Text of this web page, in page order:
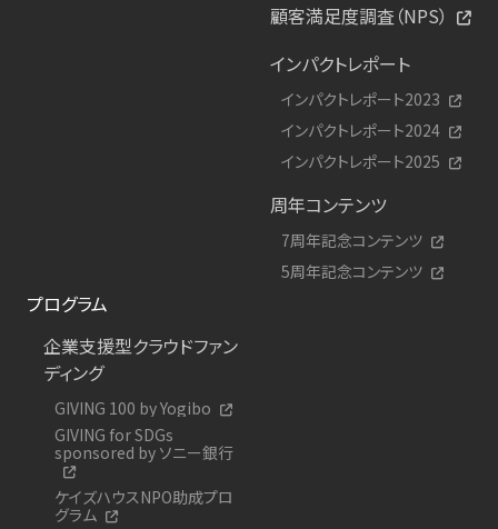
顧客満足度調査（NPS）
インパクトレポート
インパクトレポート2023
インパクトレポート2024
インパクトレポート2025
周年コンテンツ
7周年記念コンテンツ
5周年記念コンテンツ
プログラム
企業支援型クラウドファン
ディング
GIVING 100 by Yogibo
GIVING for SDGs
sponsored by ソニー銀行
ケイズハウスNPO助成プロ
グラム